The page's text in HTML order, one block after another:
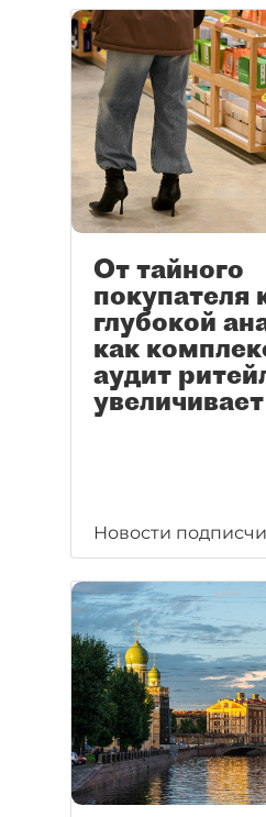
От тайного
покупателя
глубокой
как
аудит
Новости